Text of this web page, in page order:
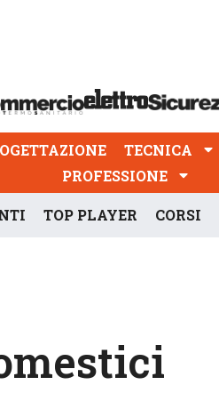
TECNICA
PROFESSIONE
TOP PLAYER CORSI